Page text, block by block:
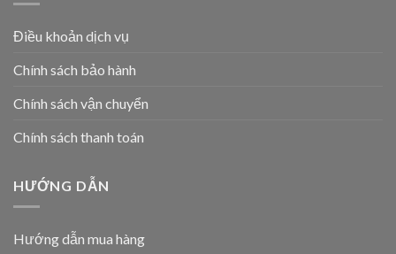
Điều khoản dịch vụ
Chính sách bảo hành
Chính sách vận chuyển
Chính sách thanh toán
HƯỚNG DẪN
Hướng dẫn mua hàng